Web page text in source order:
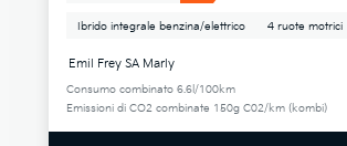
Ibrido integrale benzina/elettrico 4 ruote motrici
Emil Frey SA Marly
Consumo combinato 6.6l/100km
Emissioni di CO2 combinate 150g C02/km (kombi)